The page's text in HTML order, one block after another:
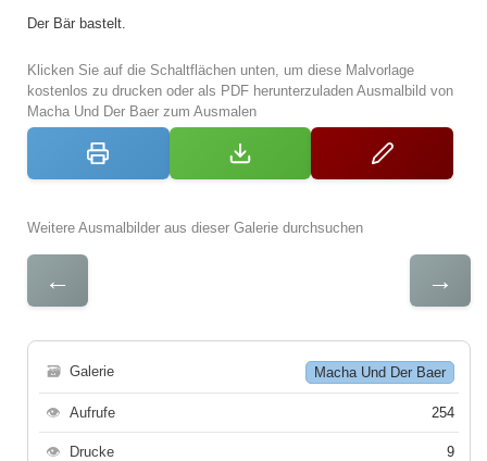
Der Bär bastelt.
Klicken Sie auf die Schaltflächen unten, um diese Malvorlage
kostenlos zu drucken oder als PDF herunterzuladen Ausmalbild von
Macha Und Der Baer zum Ausmalen
Weitere Ausmalbilder aus dieser Galerie durchsuchen
← →
🗃 Galerie Macha Und Der Baer
👁 Aufrufe 254
👁 Drucke 9